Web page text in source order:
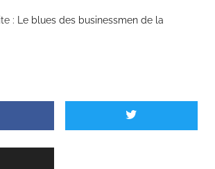
:
Le blues des businessmen de la